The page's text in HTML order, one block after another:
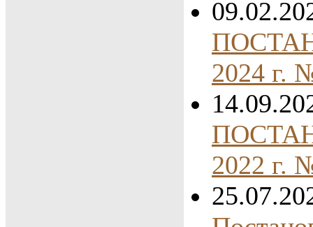
2024 г.
2022 г.